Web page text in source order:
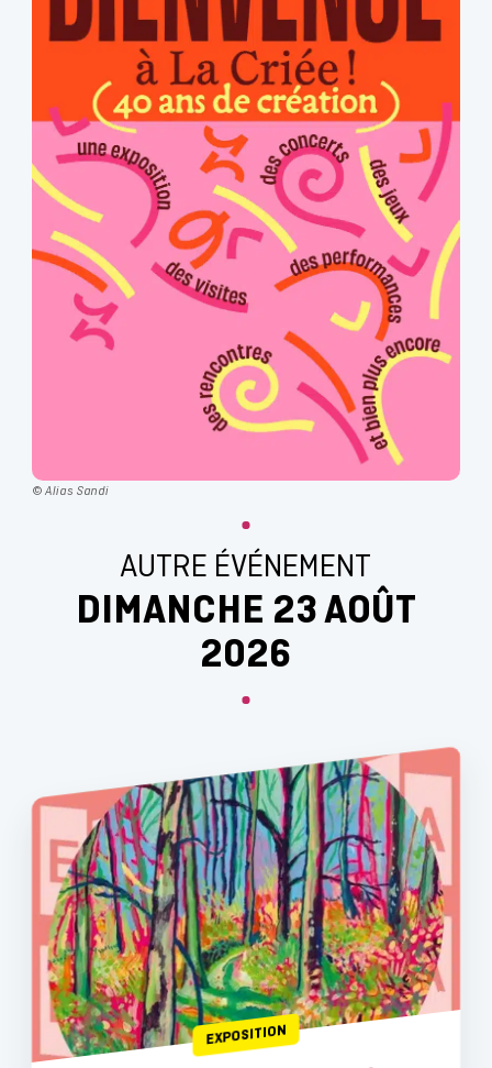
© Alias Sandi
AUTRE ÉVÉNEMENT
DIMANCHE 23 AOÛT
2026
EXPOSITION